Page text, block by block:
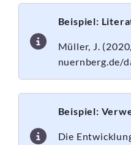
Beispiel:
Müller, J.
nuernberg.de/
Beispiel:
Die